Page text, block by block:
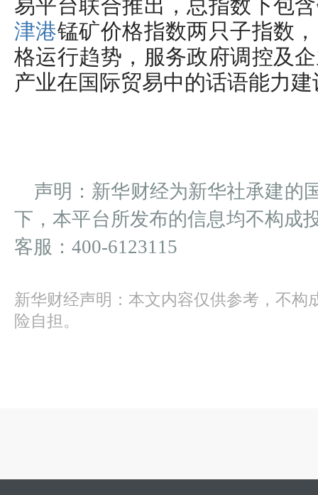
易平台联合推出，总指数下包
津港锰矿价格指数两只子指数
格运行趋势，服务政府调控及
产业在国际贸易中的话语能力建
声明：新华财经为新华社承建的
下，本平台所发布的信息均不构成
客服：400-6123115
新华财经声明：本文内容仅供参考，不构
险自担。